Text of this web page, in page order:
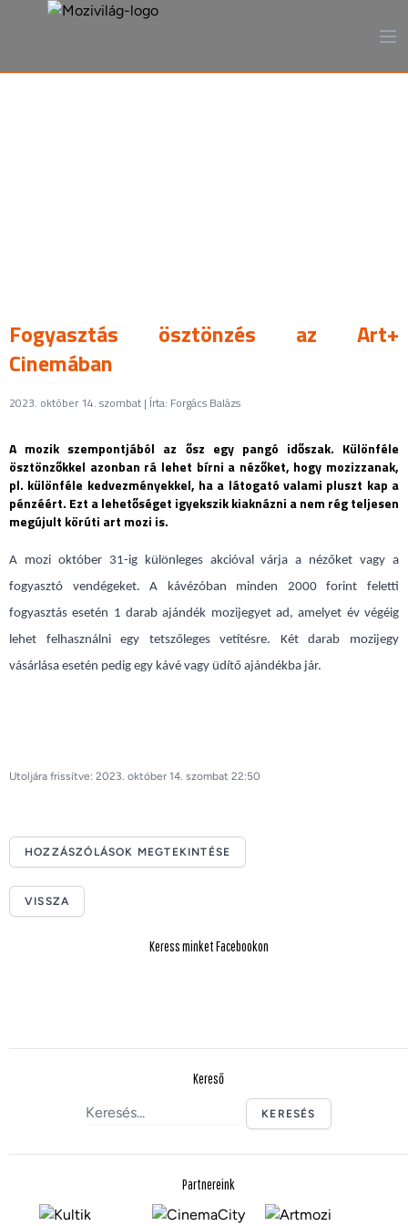
Fogyasztás ösztönzés az Art+
Cinemában
2023. október 14. szombat | Írta: Forgács Balázs
A mozik szempontjából az ősz egy pangó időszak. Különféle
ösztönzőkkel azonban rá lehet bírni a nézőket, hogy mozizzanak,
pl. különféle kedvezményekkel, ha a látogató valami pluszt kap a
pénzéért. Ezt a lehetőséget igyekszik kiaknázni a nem rég teljesen
megújult körúti art mozi is.
A mozi október 31-ig különleges akcióval várja a nézőket vagy a
fogyasztó vendégeket. A kávézóban minden 2000 forint feletti
fogyasztás esetén 1 darab ajándék mozijegyet ad, amelyet év végéig
lehet felhasználni egy tetszőleges vetítésre. Két darab mozijegy
vásárlása esetén pedig egy kávé vagy üdítő ajándékba jár.
Utoljára frissítve: 2023. október 14. szombat 22:50
HOZZÁSZÓLÁSOK MEGTEKINTÉSE
VISSZA
Keress minket Facebookon
Kereső
KERESÉS
Partnereink